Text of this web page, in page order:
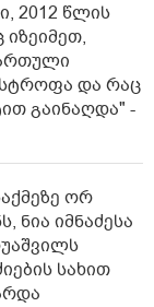
2012 წლის
იზეიმეთ,
და რაც
გაინაღდა" -
ორ
ნია იმნაძესა
სახით